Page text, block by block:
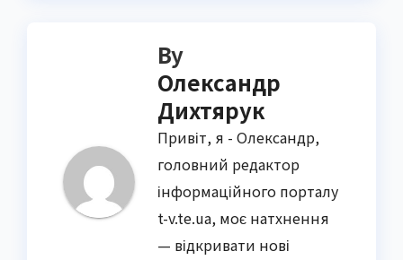
By
Олександр
Дихтярук
Привіт, я - Олександр,
головний редактор
інформаційного порталу
t-v.te.ua, моє натхнення
— відкривати нові